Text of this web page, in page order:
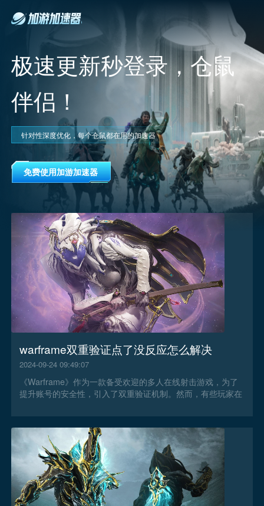
极速更新秒登录，仓鼠
伴侣！
针对性深度优化，每个仓鼠都在用的加速器
免费使用加游加速器
warframe双重验证点了没反应怎么解决
2024-09-24 09:49:07
《Warframe》作为一款备受欢迎的多人在线射击游戏，为了
提升账号的安全性，引入了双重验证机制。然而，有些玩家在